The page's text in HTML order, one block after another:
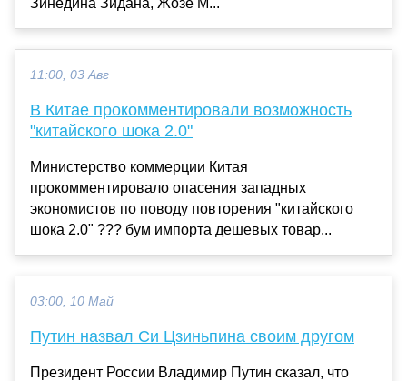
Зинедина Зидана, Жозе М...
11:00, 03 Авг
В Китае прокомментировали возможность
"китайского шока 2.0"
Министерство коммерции Китая
прокомментировало опасения западных
экономистов по поводу повторения "китайского
шока 2.0" ??? бум импорта дешевых товар...
03:00, 10 Май
Путин назвал Си Цзиньпина своим другом
Президент России Владимир Путин сказал, что